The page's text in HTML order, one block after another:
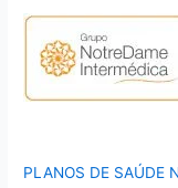
PLANOS DE SAÚDE